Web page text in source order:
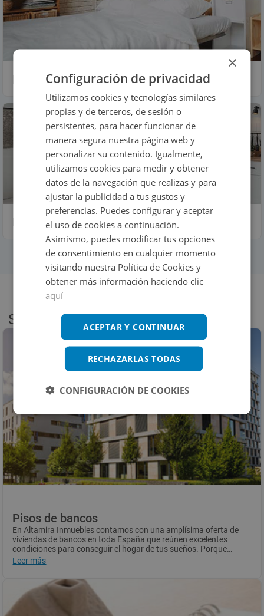
Pisos en Almería
Pisos en venta en Murcia
Sobre Altamira
Pisos de bancos
En Altamira Inmuebles contamos con una amplísima oferta de
viviendas de bancosen toda España que reúnen excelentes
condiciones para conseguir el hogar de tus sueños. Porque
todos tenemos ese sitio especial imaginado en nuestra cabeza,
donde nos encantaría vivir. Nosotros queremos que encuentres
Por eso, trabajamos siempre para darte todas las facilidades
de bancos, tanto de obra nueva como de segunda mano.
Todos listos para firmar y comenzar a disfrutar.
Leer más
×
Configuración de privacidad
Utilizamos cookies y tecnologías similares
propias y de terceros, de sesión o
persistentes, para hacer funcionar de
manera segura nuestra página web y
personalizar su contenido. Igualmente,
utilizamos cookies para medir y obtener
datos de la navegación que realizas y para
ajustar la publicidad a tus gustos y
preferencias. Puedes configurar y aceptar
el uso de cookies a continuación.
Asimismo, puedes modificar tus opciones
de consentimiento en cualquier momento
visitando nuestra Política de Cookies y
obtener más información haciendo clic
aquí
ACEPTAR Y CONTINUAR
RECHAZARLAS TODAS
CONFIGURACIÓN DE COOKIES